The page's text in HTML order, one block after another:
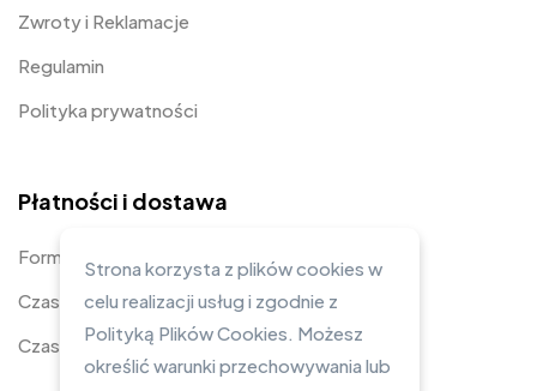
Zwroty i Reklamacje
Regulamin
Polityka prywatności
Płatności i dostawa
Formy płatności
Czas i koszty dostawy
Czas realizacji zamówienia
Strona korzysta z plików cookies w
celu realizacji usług i zgodnie z
Polityką Plików Cookies. Możesz
określić warunki przechowywania lub